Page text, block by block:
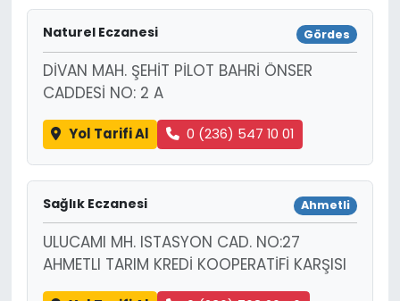
Naturel Eczanesi Gördes
DİVAN MAH. ŞEHİT PİLOT BAHRİ ÖNSER
CADDESİ NO: 2 A
Yol Tarifi Al 0 (236) 547 10 01
Sağlık Eczanesi Ahmetli
ULUCAMI MH. ISTASYON CAD. NO:27
AHMETLI TARIM KREDİ KOOPERATİFİ KARŞISI